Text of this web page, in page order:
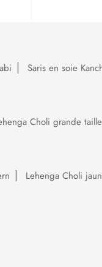
Saris en soie
Choli grande taille
Lehenga Choli